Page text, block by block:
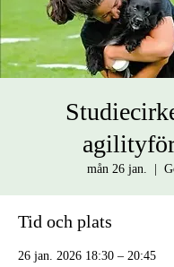
mån 26 jan.
Tid och plats
26 jan. 2026 18:30 – 20:45